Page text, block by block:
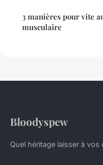
3 manières pour vite
musculaire
Bloodyspew
Quel héritage laisser à vos